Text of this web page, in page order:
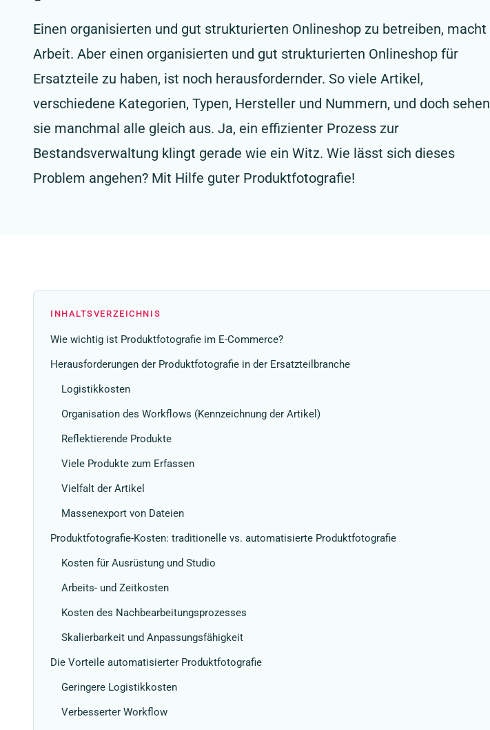
Einen organisierten und gut strukturierten Onlineshop zu betreiben, macht
Arbeit. Aber einen organisierten und gut strukturierten Onlineshop für
Ersatzteile zu haben, ist noch herausfordernder. So viele Artikel,
verschiedene Kategorien, Typen, Hersteller und Nummern, und doch sehen
sie manchmal alle gleich aus. Ja, ein effizienter Prozess zur
Bestandsverwaltung klingt gerade wie ein Witz. Wie lässt sich dieses
Problem angehen? Mit Hilfe guter Produktfotografie!
INHALTSVERZEICHNIS
Wie wichtig ist Produktfotografie im E-Commerce?
Herausforderungen der Produktfotografie in der Ersatzteilbranche
Logistikkosten
Organisation des Workflows (Kennzeichnung der Artikel)
Reflektierende Produkte
Viele Produkte zum Erfassen
Vielfalt der Artikel
Massenexport von Dateien
Produktfotografie-Kosten: traditionelle vs. automatisierte Produktfotografie
Kosten für Ausrüstung und Studio
Arbeits- und Zeitkosten
Kosten des Nachbearbeitungsprozesses
Skalierbarkeit und Anpassungsfähigkeit
Die Vorteile automatisierter Produktfotografie
Geringere Logistikkosten
Verbesserter Workflow